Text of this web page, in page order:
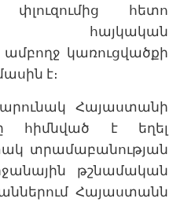
հետո
հայկական
կառուցվածքի
է։
Հայաստանի
հիմնված է եղել
տրամաբանության
թշնամական
Հայաստանն